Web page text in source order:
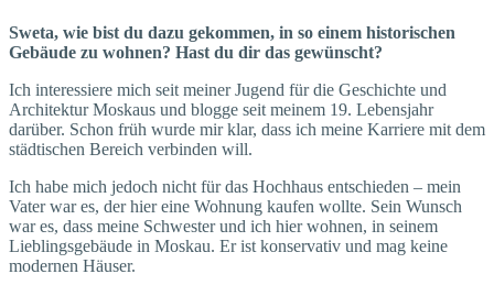
Sweta, wie bist du dazu gekommen, in so einem historischen
Gebäude zu wohnen? Hast du dir das gewünscht?
Ich interessiere mich seit meiner Jugend für die Geschichte und
Architektur Moskaus und blogge seit meinem 19. Lebensjahr
darüber. Schon früh wurde mir klar, dass ich meine Karriere mit dem
städtischen Bereich verbinden will.
Ich habe mich jedoch nicht für das Hochhaus entschieden – mein
Vater war es, der hier eine Wohnung kaufen wollte. Sein Wunsch
war es, dass meine Schwester und ich hier wohnen, in seinem
Lieblingsgebäude in Moskau. Er ist konservativ und mag keine
modernen Häuser.